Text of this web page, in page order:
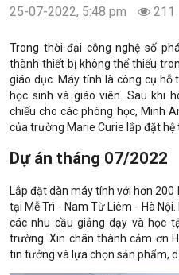
25-07-2022, 5:48 pm 211
Trong thời đại công nghệ số
thành thiết bị không thể thiếu
giáo dục. Máy tính là công cụ hỗ
học sinh và giáo viên. Sau khi
chiếu cho các phòng học, Minh
của trường Marie Curie lắp đặt
Dự án tháng 07/2022
Lắp đặt dàn máy tính với hơn
tại Mễ Trì - Nam Từ Liêm - Hà
các nhu cầu giảng dạy và học
trường. Xin chân thành cảm ơn
tin tưởng và lựa chọn sản phẩm,